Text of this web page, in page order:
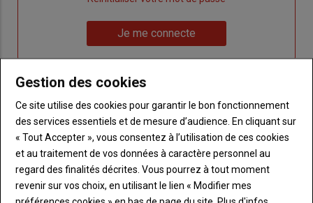
de
passe"
me
connecte"
Je me connecte
Sous-
titre
Vous n'êtes pas abonné(e)
TITRE CRÉEZ UN COMPTE
BodyChoisissez votre formule et créez votre
compte pour accéder à tout {nom-site}.
Gestion des cookies
Ce site utilise des cookies pour garantir le bon fonctionnement
des services essentiels et de mesure d’audience. En cliquant sur
« Tout Accepter », vous consentez à l’utilisation de ces cookies
et au traitement de vos données à caractère personnel au
regard des finalités décrites. Vous pourrez à tout moment
revenir sur vos choix, en utilisant le lien « Modifier mes